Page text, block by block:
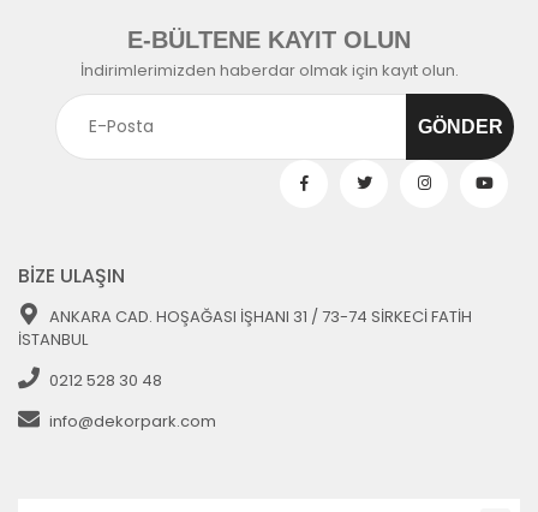
E-BÜLTENE KAYIT OLUN
İndirimlerimizden haberdar olmak için kayıt olun.
BİZE ULAŞIN
ANKARA CAD. HOŞAĞASI İŞHANI 31 / 73-74 SİRKECİ FATİH
İSTANBUL
0212 528 30 48
info@dekorpark.com